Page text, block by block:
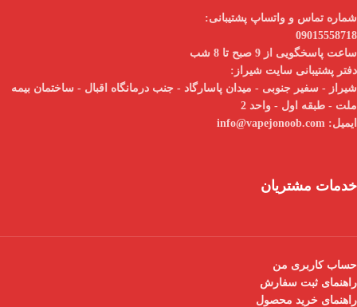
شماره تماس و واتساپ پشتیبانی:
09015558718
ساعت پاسخگویی از 9 صبح تا 8 شب
دفتر پشتیبانی سایت شیراز:
شیراز - سفیر جنوبی - میدان پاسارگاد - جنب درمانگاه اقبال - ساختمان بیمه
ملت - طبقه اول - واحد 2
ایمیل:
خدمات مشتریان
حساب کاربری من
راهنمای ثبت سفارش
راهنمای خرید محصول